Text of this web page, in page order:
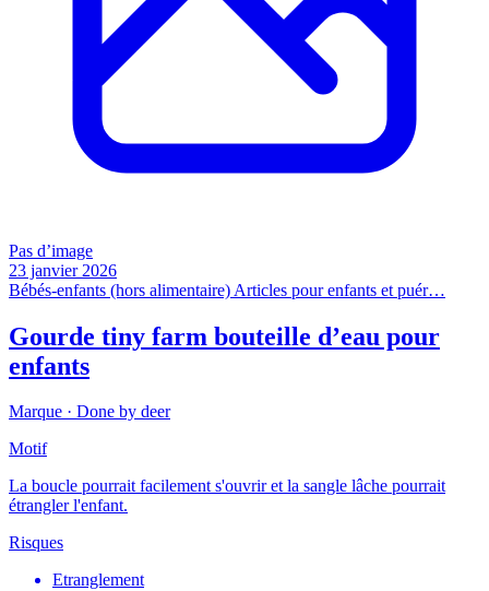
Pas d’image
23 janvier 2026
Bébés-enfants (hors alimentaire) Articles pour enfants et puér…
Gourde tiny farm bouteille d’eau pour
enfants
Marque · Done by deer
Motif
La boucle pourrait facilement s'ouvrir et la sangle lâche pourrait
étrangler l'enfant.
Risques
Etranglement